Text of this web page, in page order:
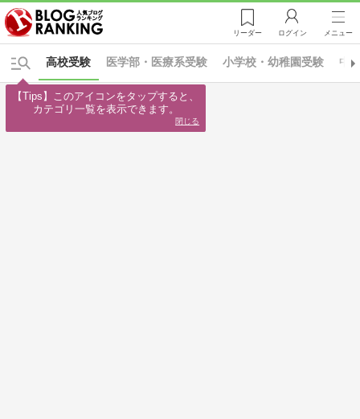
リーダー ログイン メニュー
医学部・医療系受験 小学校・幼稚園受験 中
高校受験
【Tips】このアイコンをタップすると、
カテゴリ一覧を表示できます。
閉じる